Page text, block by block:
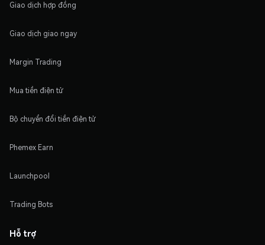
Giao dịch hợp đồng
Giao dịch giao ngay
Margin Trading
Mua tiền điện tử
Bộ chuyển đổi tiền điện tử
Phemex Earn
Launchpool
Trading Bots
Hỗ trợ